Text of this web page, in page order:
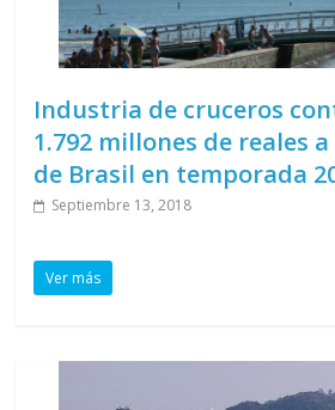
Industria de cruceros
1.792 millones de reales
de Brasil en temporada
Septiembre 13, 2018
Ver más